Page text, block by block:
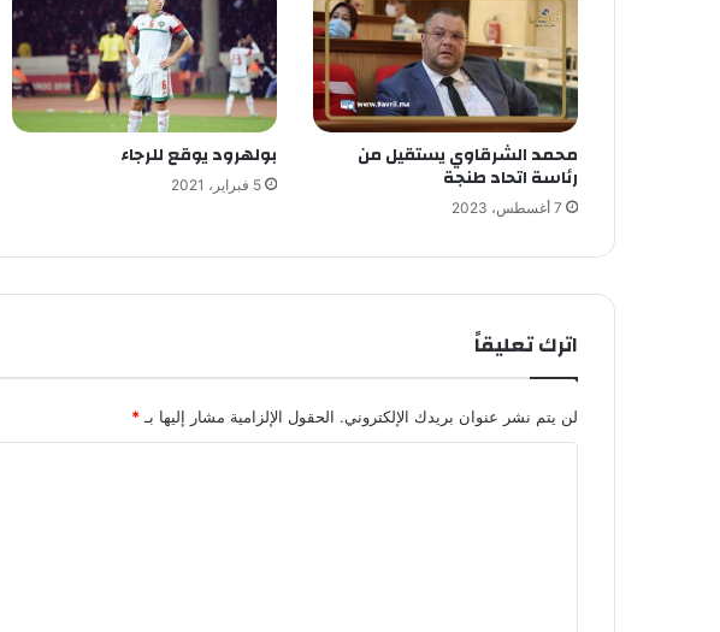
محمد الشرقاوي يستقيل من
رئاسة اتحاد طنجة
7 أغسطس، 2023
بولهرود يوقع للرجاء
5 فبراير، 2021
اترك تعليقاً
لن يتم نشر عنوان بريدك الإلكتروني. الحقول الإلزامية مشار إليها بـ *